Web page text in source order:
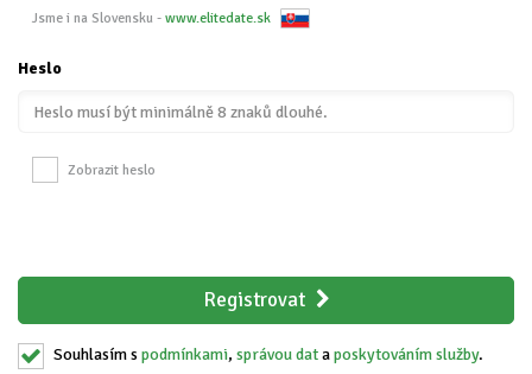
Jsme i na Slovensku - www.elitedate.sk
Heslo
Zobrazit heslo
Registrovat
Souhlasím s podmínkami, správou dataposkytováním služby.